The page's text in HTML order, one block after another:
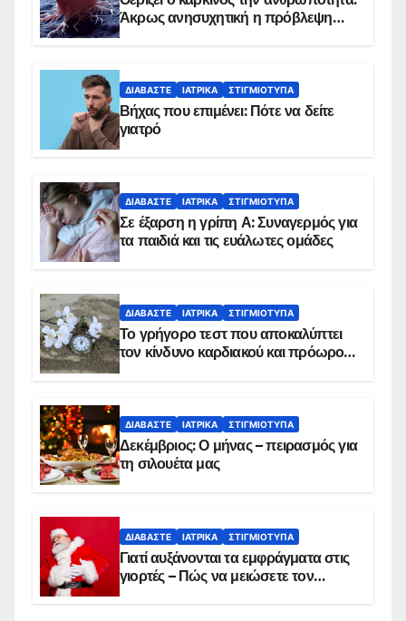
Άκρως ανησυχητική η πρόβλεψη…
ΔΙΑΒΆΣΤΕ ΙΑΤΡΙΚΆ ΣΤΙΓΜΙΌΤΥΠΑ
Βήχας που επιμένει: Πότε να δείτε
γιατρό
ΔΙΑΒΆΣΤΕ ΙΑΤΡΙΚΆ ΣΤΙΓΜΙΌΤΥΠΑ
Σε έξαρση η γρίπη Α: Συναγερμός για
τα παιδιά και τις ευάλωτες ομάδες
ΔΙΑΒΆΣΤΕ ΙΑΤΡΙΚΆ ΣΤΙΓΜΙΌΤΥΠΑ
Το γρήγορο τεστ που αποκαλύπτει
τον κίνδυνο καρδιακού και πρόωρου
ΔΙΑΒΆΣΤΕ ΙΑΤΡΙΚΆ ΣΤΙΓΜΙΌΤΥΠΑ
Δεκέμβριος: Ο μήνας – πειρασμός για
τη σιλουέτα μας
ΔΙΑΒΆΣΤΕ ΙΑΤΡΙΚΆ ΣΤΙΓΜΙΌΤΥΠΑ
Γιατί αυξάνονται τα εμφράγματα στις
γιορτές – Πώς να μειώσετε τον